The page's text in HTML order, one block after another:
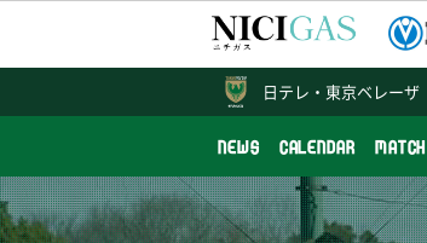
NEWS CALENDAR MATCH
日テレ・ 東京ベレーザ